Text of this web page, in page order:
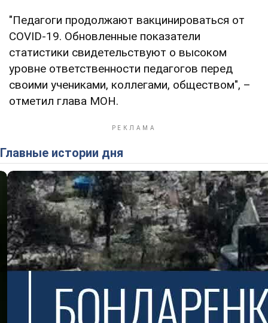
"Педагоги продолжают вакцинироваться от
COVID-19. Обновленные показатели
статистики свидетельствуют о высоком
уровне ответственности педагогов перед
своими учениками, коллегами, обществом", –
отметил глава МОН.
Главные истории дня